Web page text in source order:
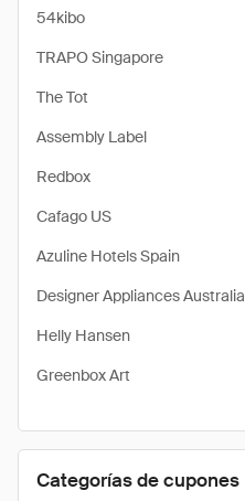
54kibo
TRAPO Singapore
The Tot
Assembly Label
Redbox
Cafago US
Azuline Hotels Spain
Designer Appliances Australia
Helly Hansen
Greenbox Art
Categorías de cupones